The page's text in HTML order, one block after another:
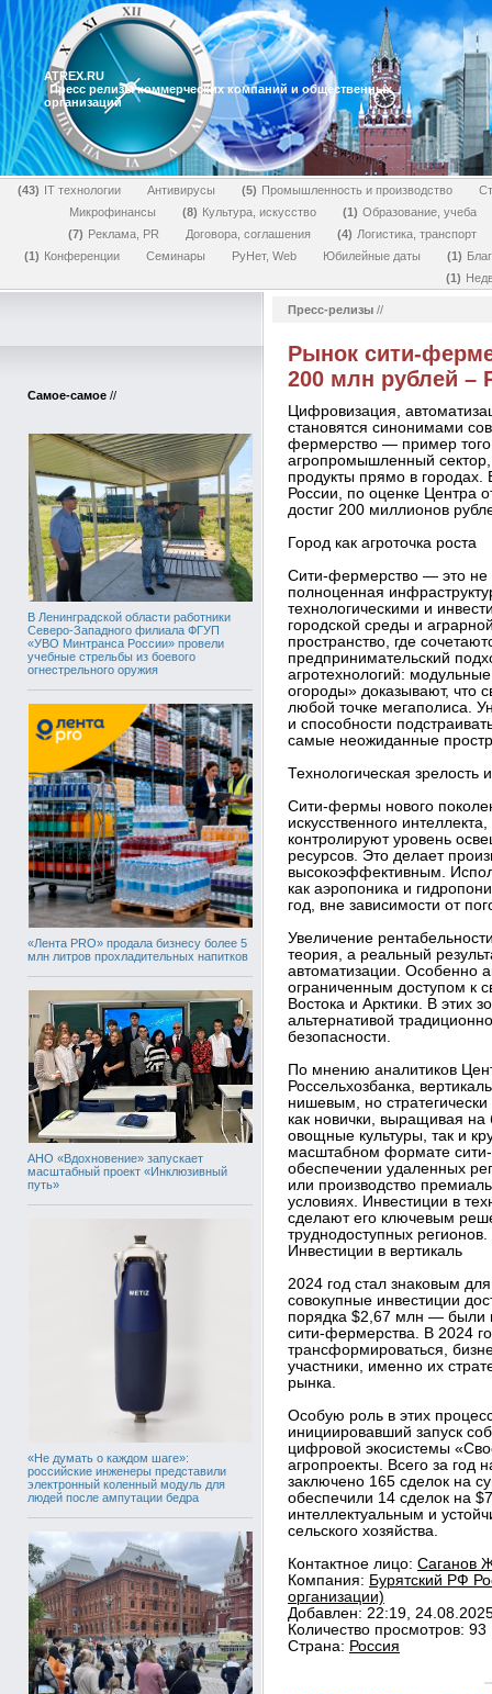
ATREX.RU
Пресс релизы коммерческих компаний и общественных
организаций
43 IT технологии Антивирусы 5 Промышленность и производство
Микрофинансы
8 Культура, искусство 1
Образование, учеба
7
Реклама, PR Договора, соглашения 4
Логистика, транспорт
1
Конференции Семинары РуНет, Web Юбилейные даты 1
1
Самое-самое //
В Ленинградской области работники
Северо-Западного филиала ФГУП
«УВО Минтранса России» провели
учебные стрельбы из боевого
огнестрельного оружия
«Лента PRO» продала бизнесу более 5
млн литров прохладительных напитков
АНО «Вдохновение» запускает
масштабный проект «Инклюзивный
путь»
«Не думать о каждом шаге»:
российские инженеры представили
электронный коленный модуль для
людей после ампутации бедра
Пресс-релизы //
Рынок сити-
200 млн рублей –
Цифровизация,
становятся синонимами
фермерство — пример
агропромышленный
продукты прямо в
России, по оценке Центра
достиг 200 миллионов
Город как агроточка роста
Сити-фермерство — это не
полноценная
технологическими и
городской среды и
пространство, где
предпринимательский
агротехнологий:
огороды» доказывают, что
любой точке мегаполиса.
и способности
самые неожиданные
Технологическая зрелость
Сити-фермы нового
искусственного
контролируют уровень
ресурсов. Это делает
высокоэффективным.
как аэропоника и
год, вне зависимости от
Увеличение
теория, а реальный
автоматизации. Особенно
ограниченным доступом к
Востока и Арктики. В этих
альтернативой
безопасности.
По мнению аналитиков
Россельхозбанка,
нишевым, но
как новички, выращивая на
овощные культуры, так и
масштабном формате
обеспечении удаленных
или производство
условиях. Инвестиции в
сделают его ключевым
труднодоступных регионов.
Инвестиции в вертикаль
2024 год стал знаковым
совокупные инвестиции
порядка $2,67 млн — были
сити-фермерства. В 2024
трансформироваться,
участники, именно их
рынка.
Особую роль в этих
инициировавший запуск
цифровой экосистемы
агропроекты. Всего за год
заключено 165 сделок на
обеспечили 14 сделок на
интеллектуальным и
сельского хозяйства.
Контактное лицо: Саганов
Компания: Бурятский РФ
организации)
Добавлен: 22:19,
Количество просмотров: 93
Страна: Россия